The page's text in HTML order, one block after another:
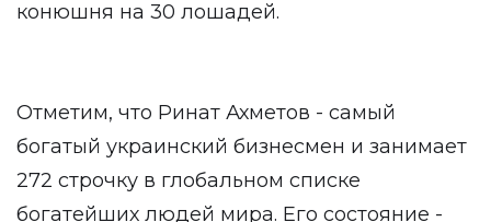
конюшня на 30 лошадей.
Отметим, что Ринат Ахметов - самый
богатый украинский бизнесмен и занимает
272 строчку в глобальном списке
богатейших людей мира. Его состояние -